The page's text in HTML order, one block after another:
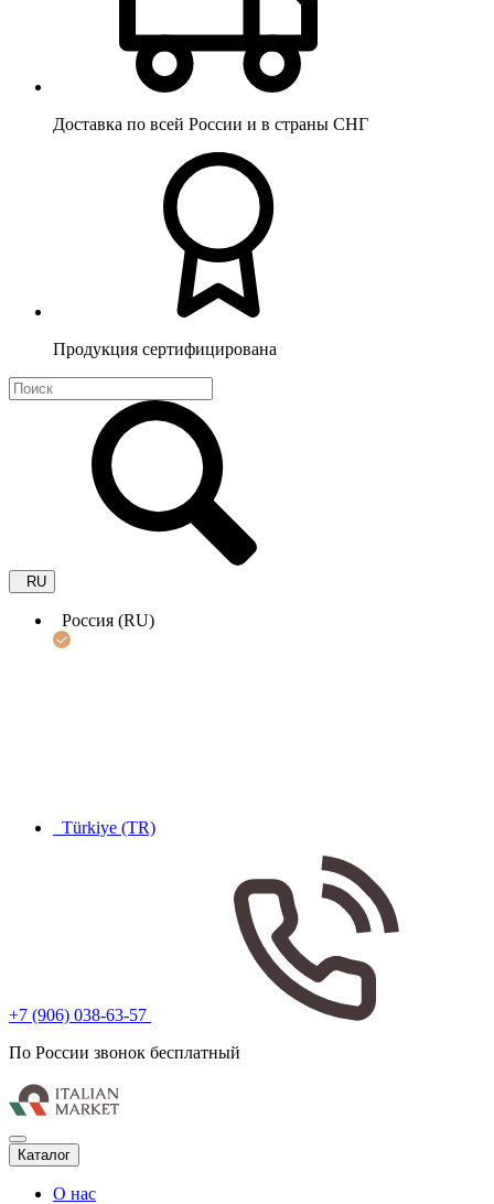
Доставка по всей России и в страны СНГ
Продукция сертифицирована
RU
Россия (RU)
Türkiye (TR)
+7 (906) 038-63-57
По России звонок бесплатный
Каталог
О нас